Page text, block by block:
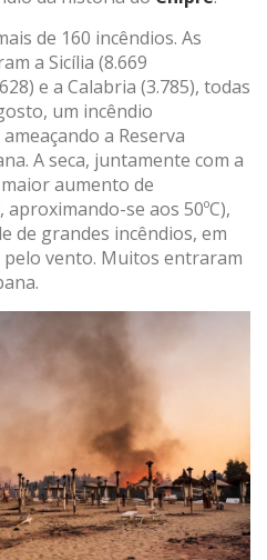
de 160 incêndios. As
a Sicília (8.669
e a Calabria (3.785), todas
um incêndio
a Reserva
A seca, juntamente com a
aumento de
se aos 50ºC),
de grandes incêndios, em
vento. Muitos entraram